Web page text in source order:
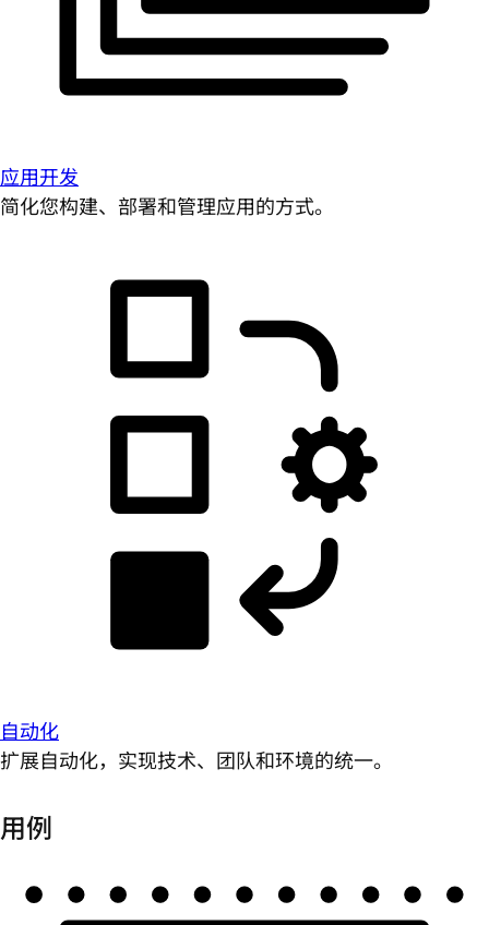
应用开发
简化您构建、部署和管理应用的方式。
自动化
扩展自动化，实现技术、团队和环境的统一。
用例